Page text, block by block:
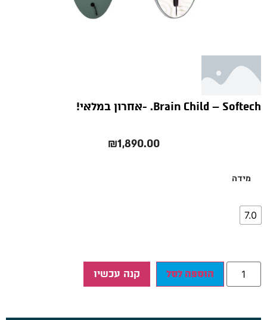
Brain Child – Softech. -אחרון במלאי!
₪1,890.00
מידה
7.0
הוספה לסל קנה עכשיו